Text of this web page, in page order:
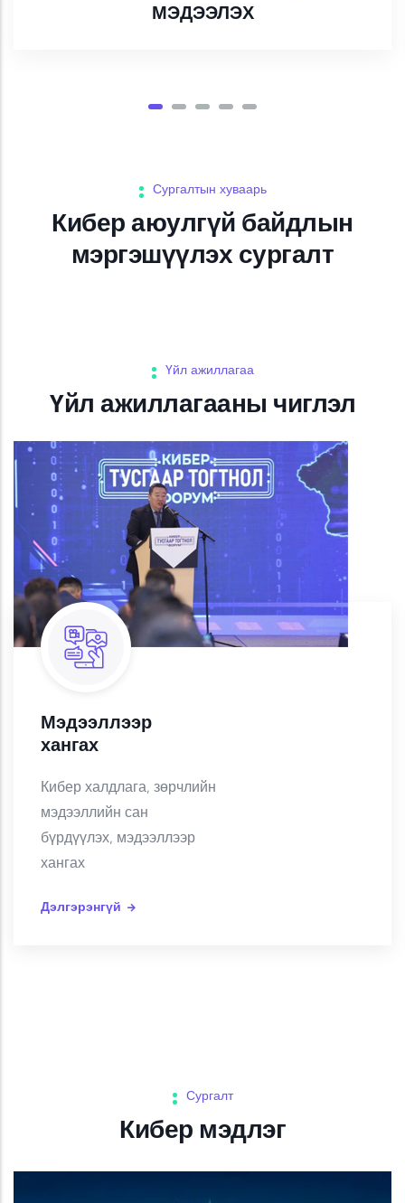
МЭДЭЭЛЭХ
Сургалтын хуваарь
Кибер аюулгүй байдлын
мэргэшүүлэх сургалт
Үйл ажиллагаа
Үйл ажиллагааны чиглэл
Мэдээллээр
хангах
Кибер халдлага, зөрчлийн
мэдээллийн сан
бүрдүүлэх, мэдээллээр
хангах
Дэлгэрэнгүй
Сургалт
Кибер мэдлэг